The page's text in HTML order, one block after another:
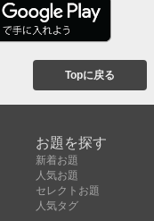
Topに戻る
お題を探す
新着お題
人気お題
セレクトお題
人気タグ